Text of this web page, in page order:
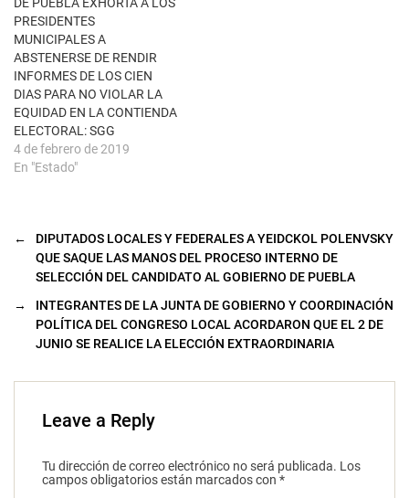
PRESIDENTES
MUNICIPALES A
ABSTENERSE DE RENDIR
INFORMES DE LOS CIEN
DIAS PARA NO VIOLAR LA
EQUIDAD EN LA CONTIENDA
ELECTORAL: SGG
4 de febrero de 2019
En "Estado"
←
DIPUTADOS LOCALES Y FEDERALES A YEIDCKOL POLENVSKY
QUE SAQUE LAS MANOS DEL PROCESO INTERNO DE
SELECCIÓN DEL CANDIDATO AL GOBIERNO DE PUEBLA
→
INTEGRANTES DE LA JUNTA DE GOBIERNO Y COORDINACIÓN
POLÍTICA DEL CONGRESO LOCAL ACORDARON QUE EL 2 DE
JUNIO SE REALICE LA ELECCIÓN EXTRAORDINARIA
Leave a Reply
Tu dirección de correo electrónico no será publicada. Los
campos obligatorios están marcados con *